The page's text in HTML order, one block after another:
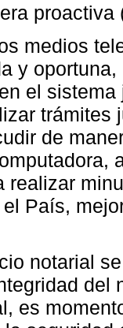
proactiva
medios
y
el
trámites
de
realizar
País,
notarial
del
es